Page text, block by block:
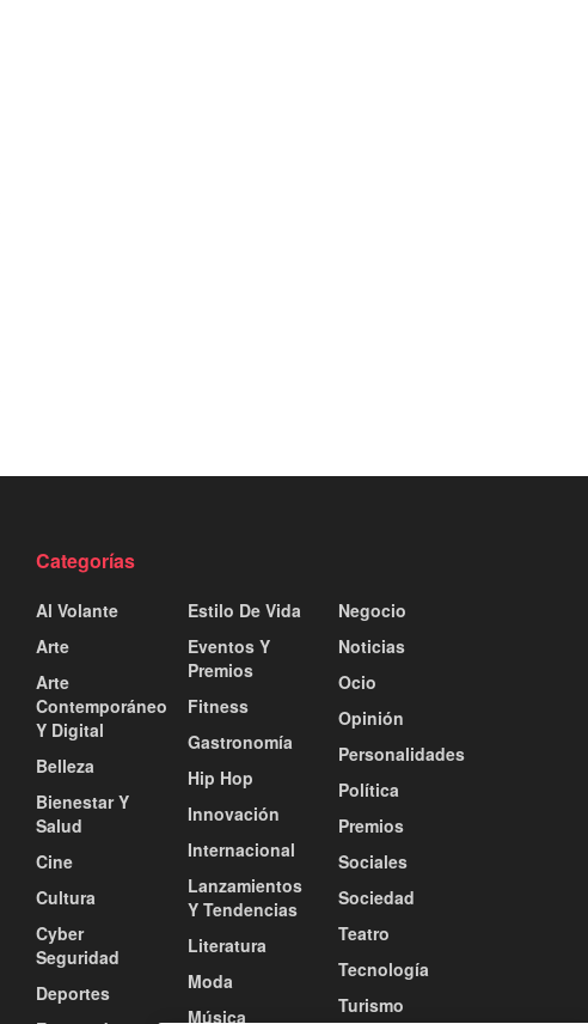
Categorías
Al Volante
Arte
Arte
Contemporáneo
Y Digital
Belleza
Bienestar Y
Salud
Cine
Cultura
Cyber
Seguridad
Deportes
Estilo De Vida
Eventos Y
Premios
Fitness
Gastronomía
Hip Hop
Innovación
Internacional
Lanzamientos
Y Tendencias
Literatura
Moda
Música
Negocio
Noticias
Ocio
Opinión
Personalidades
Política
Premios
Sociales
Sociedad
Teatro
Tecnología
Turismo